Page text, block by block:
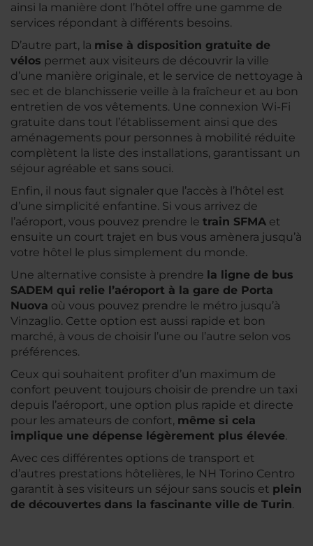
ainsi la manière dont l’hôtel offre une gamme de
services répondant à différents besoins.
D’autre part, la mise à disposition gratuite de
vélos permet aux visiteurs de découvrir la ville
d’une manière originale, et le service de nettoyage à
sec et de blanchisserie veille à la fraîcheur et au bon
entretien de vos vêtements. Une connexion Wi-Fi
gratuite dans tout l’établissement ainsi que des
aménagements pour personnes à mobilité réduite
complètent la liste des installations, garantissant un
séjour agréable et sans souci.
Enfin, il nous faut signaler que l’accès à l’hôtel est
d’une simplicité enfantine. Si vous arrivez de
l’aéroport, vous pouvez prendre le train SFMA et
ensuite un court trajet en bus vous amènera jusqu’à
votre hôtel le plus simplement du monde.
Une alternative consiste à prendre la ligne de bus
SADEM qui relie l’aéroport à la gare de Porta
Nuova où vous pouvez prendre le métro jusqu’à
Vinzaglio. Cette option est aussi rapide et bon
marché, à vous de choisir l’une ou l’autre selon vos
préférences.
Ceux qui souhaitent profiter d’un maximum de
confort peuvent toujours choisir de prendre un taxi
depuis l’aéroport, une option plus rapide et directe
pour les amateurs de confort, même si cela
implique une dépense légèrement plus élevée.
Avec ces différentes options de transport et
d’autres prestations hôtelières, le NH Torino Centro
garantit à ses visiteurs un séjour sans soucis et plein
de découvertes dans la fascinante ville de Turin.